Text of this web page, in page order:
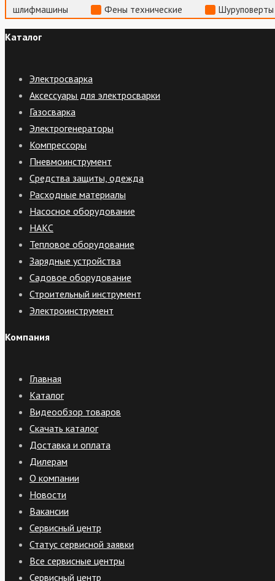
шлифмашины
Фены технические
Каталог
Электросварка
Аксессуары для электросварки
Газосварка
Электрогенераторы
Компрессоры
Пневмоинструмент
Средства защиты, одежда
Расходные материалы
Насосное оборудование
НАКС
Тепловое оборудование
Зарядные устройства
Садовое оборудование
Строительный инструмент
Электроинструмент
Компания
Главная
Каталог
Видеообзор товаров
Скачать каталог
Доставка и оплата
Дилерам
О компании
Новости
Вакансии
Сервисный центр
Статус сервисной заявки
Все сервисные центры
Сервисный центр